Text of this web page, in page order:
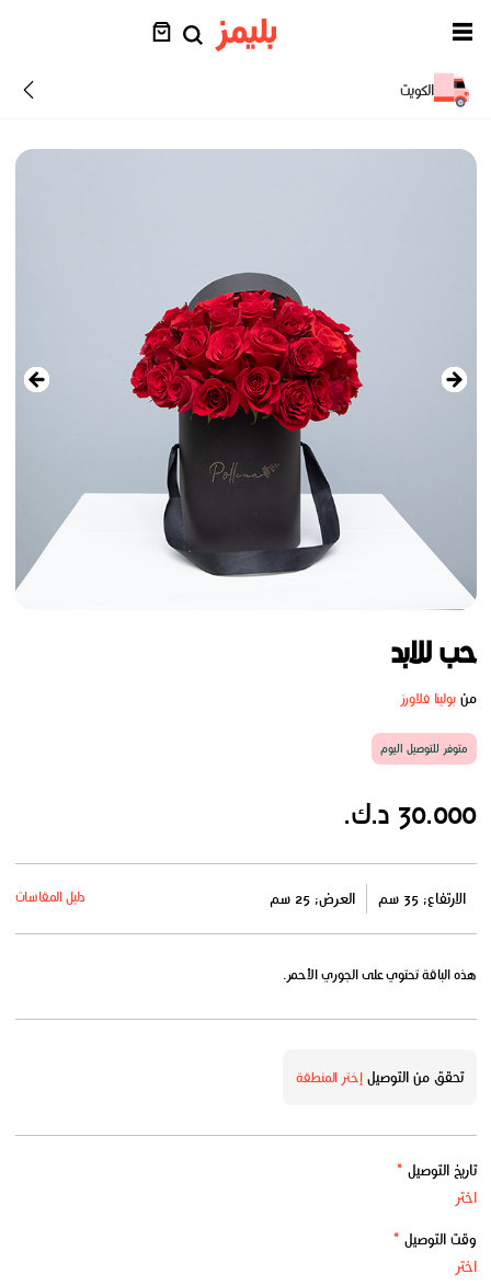
الكويت
حب للابد
منبولينا فلاورز
متوفر للتوصيل اليوم
30.000 د.ك.
الارتفاع: 35 سم العرض: 25 سم دليل المقاسات
هذه الباقة تحتوي على الجوري الأحمر.
تحقق من التوصيلإختر المنطقة
تاريخ التوصيل *
وقت التوصيل *